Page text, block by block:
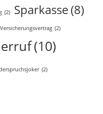
(2) Sparkasse(8)
Versicherungsvertrag (2)
(10)
(2)